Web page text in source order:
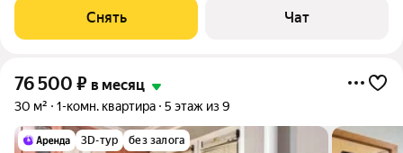
Стиральная машина Холодильник Посудомоечная машина
Микроволновка Дом - кирпичный,
Снять Чат
76 500 ₽ в месяц
30 м² 1-комн. квартира 5 этаж из 9
3D-тур без залога